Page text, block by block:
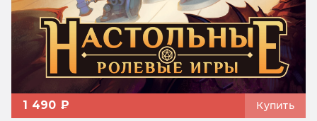
1 490 ₽ Купить